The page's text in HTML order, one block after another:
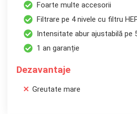
Foarte multe accesorii
Filtrare pe 4 nivele cu filtru
Intensitate abur ajustabilă pe
1 an garanție
Dezavantaje
Greutate mare